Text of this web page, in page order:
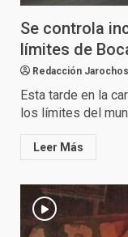
Se controla
límites de
Redacción
Esta tarde en la
los límites del
Leer Más